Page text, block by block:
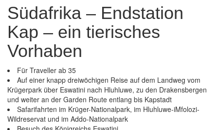
Südafrika – Endstation
Kap – ein tierisches
Vorhaben
Für Traveller ab 35
Auf einer knapp dreiwöchigen Reise auf dem Landweg vom
Krügerpark über Eswatini nach Hluhluwe, zu den Drakensbergen
und weiter an der Garden Route entlang bis Kapstadt
Safarifahrten im Krüger-Nationalpark, im Hluhluwe-iMfolozi-
Wildreservat und im Addo-Nationalpark